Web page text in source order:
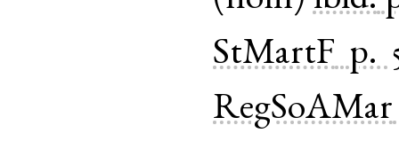
StMartF p.
RegSoAMar